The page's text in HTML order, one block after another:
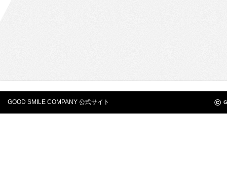
GOOD SMILE COMPANY 公式サイト ©